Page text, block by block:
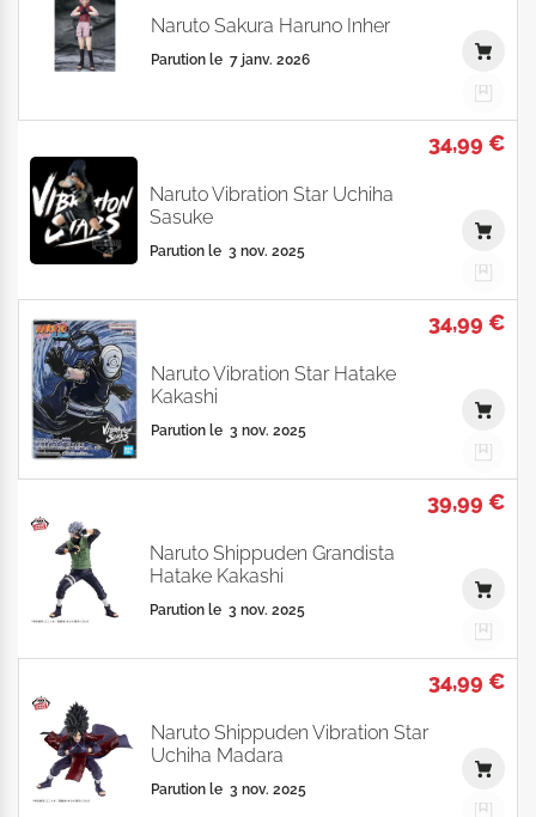
Naruto Sakura Haruno Inher
Parution le 7 janv. 2026
34,99 €
Naruto Vibration Star Uchiha
Sasuke
Parution le 3 nov. 2025
34,99 €
Naruto Vibration Star Hatake
Kakashi
Parution le 3 nov. 2025
39,99 €
Naruto Shippuden Grandista
Hatake Kakashi
Parution le 3 nov. 2025
34,99 €
Naruto Shippuden Vibration Star
Uchiha Madara
Parution le 3 nov. 2025